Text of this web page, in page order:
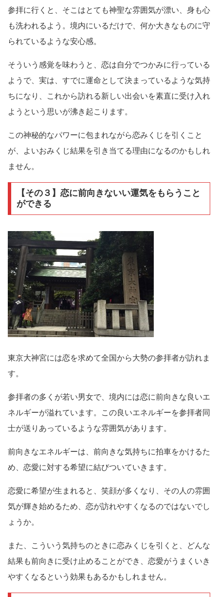
参拝に行くと、そこはとても神聖な雰囲気が漂い、身も心
も洗われるよう。境内にいるだけで、何か大きなものに守
られているような安心感。
そういう感覚を味わうと、恋は自分でつかみに行っている
ようで、実は、すでに運命として決まっているような気持
ちになり、これから訪れる新しい出会いを素直に受け入れ
ようという思いが沸き起こります。
この神秘的なパワーに包まれながら恋みくじを引くこと
が、よいおみくじ結果を引き当てる理由になるのかもしれ
ません。
【その３】恋に前向きないい運気をもらうこと
ができる
東京大神宮には恋を求めて全国から大勢の参拝者が訪れま
す。
参拝者の多くが若い男女で、境内には恋に前向きな良いエ
ネルギーが溢れています。この良いエネルギーを参拝者同
士が送りあっているような雰囲気があります。
前向きなエネルギーは、前向きな気持ちに拍車をかけるた
め、恋愛に対する希望に結びついていきます。
恋愛に希望が生まれると、笑顔が多くなり、その人の雰囲
気が輝き始めるため、恋が訪れやすくなるのではないでし
ょうか。
また、こういう気持ちのときに恋みくじを引くと、どんな
結果も前向きに受け止めることができ、恋愛がうまくいき
やすくなるという効果もあるかもしれません。